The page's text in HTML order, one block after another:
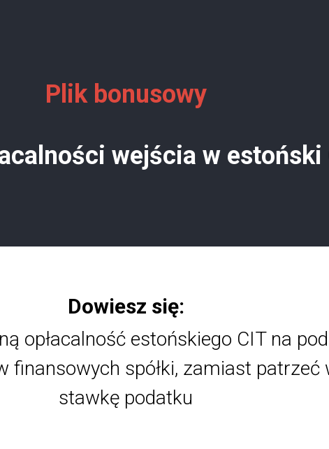
Plik bonusowy
wejścia w estoński
Dowiesz się:
opłacalność estońskiego CIT na
finansowych spółki, zamiast patrzeć
stawkę podatku